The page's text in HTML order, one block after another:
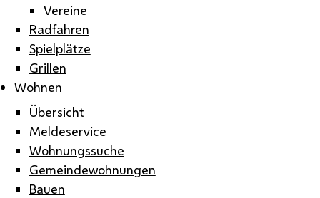
Vereine
Radfahren
Spielplätze
Grillen
Wohnen
Übersicht
Meldeservice
Wohnungssuche
Gemeindewohnungen
Bauen